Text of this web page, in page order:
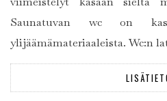
Saunatuvan wc on
ylijäämämateriaaleista. Wc:n